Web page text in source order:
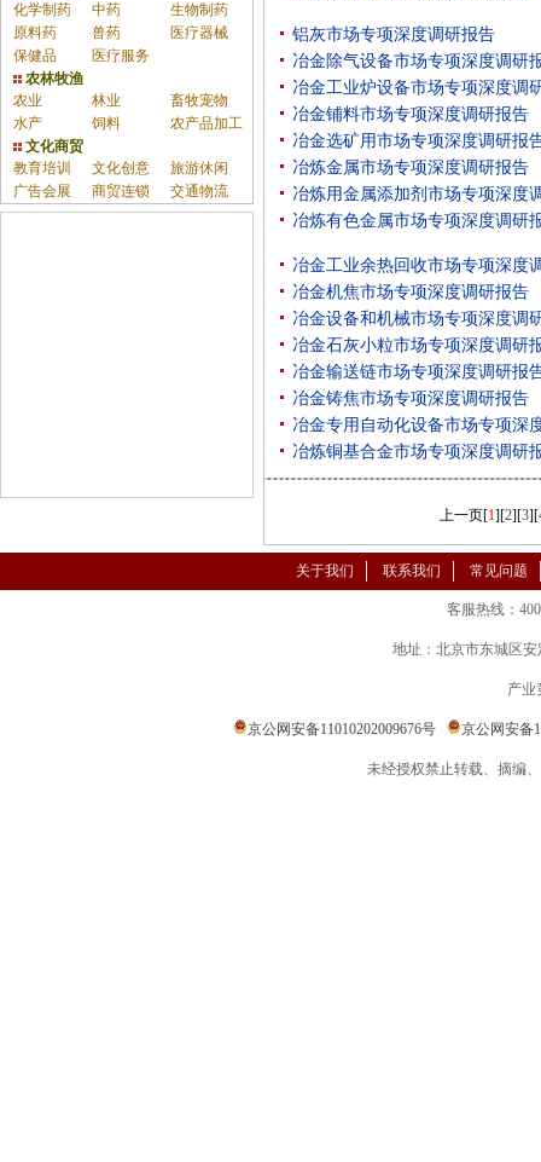
化学制药
中药
生物制药
原料药
兽药
医疗器械
保健品
医疗服务
农林牧渔
农业
林业
畜牧宠物
水产
饲料
农产品加工
文化商贸
教育培训
文化创意
旅游休闲
广告会展
商贸连锁 交通物流
铝灰市场专项深度调研报告
冶金除气设备市场专项深度调研
冶金工业炉设备市场专项深度调
冶金铺料市场专项深度调研报告
冶金选矿用市场专项深度调研报
冶炼金属市场专项深度调研报告
冶炼用金属添加剂市场专项深度
冶炼有色金属市场专项深度调研
冶金工业余热回收市场专项深度
冶金机焦市场专项深度调研报告
冶金设备和机械市场专项深度调
冶金石灰小粒市场专项深度调研
冶金输送链市场专项深度调研报
冶金铸焦市场专项深度调研报告
冶金专用自动化设备市场专项深
冶炼铜基合金市场专项深度调研
上一页[1][2][3][
关于我们 联系我们 常见问题
客服热线：
地址：北京市东城区
产业
京公网安备11010202009676号 京公网安备
未经授权禁止转载、摘编